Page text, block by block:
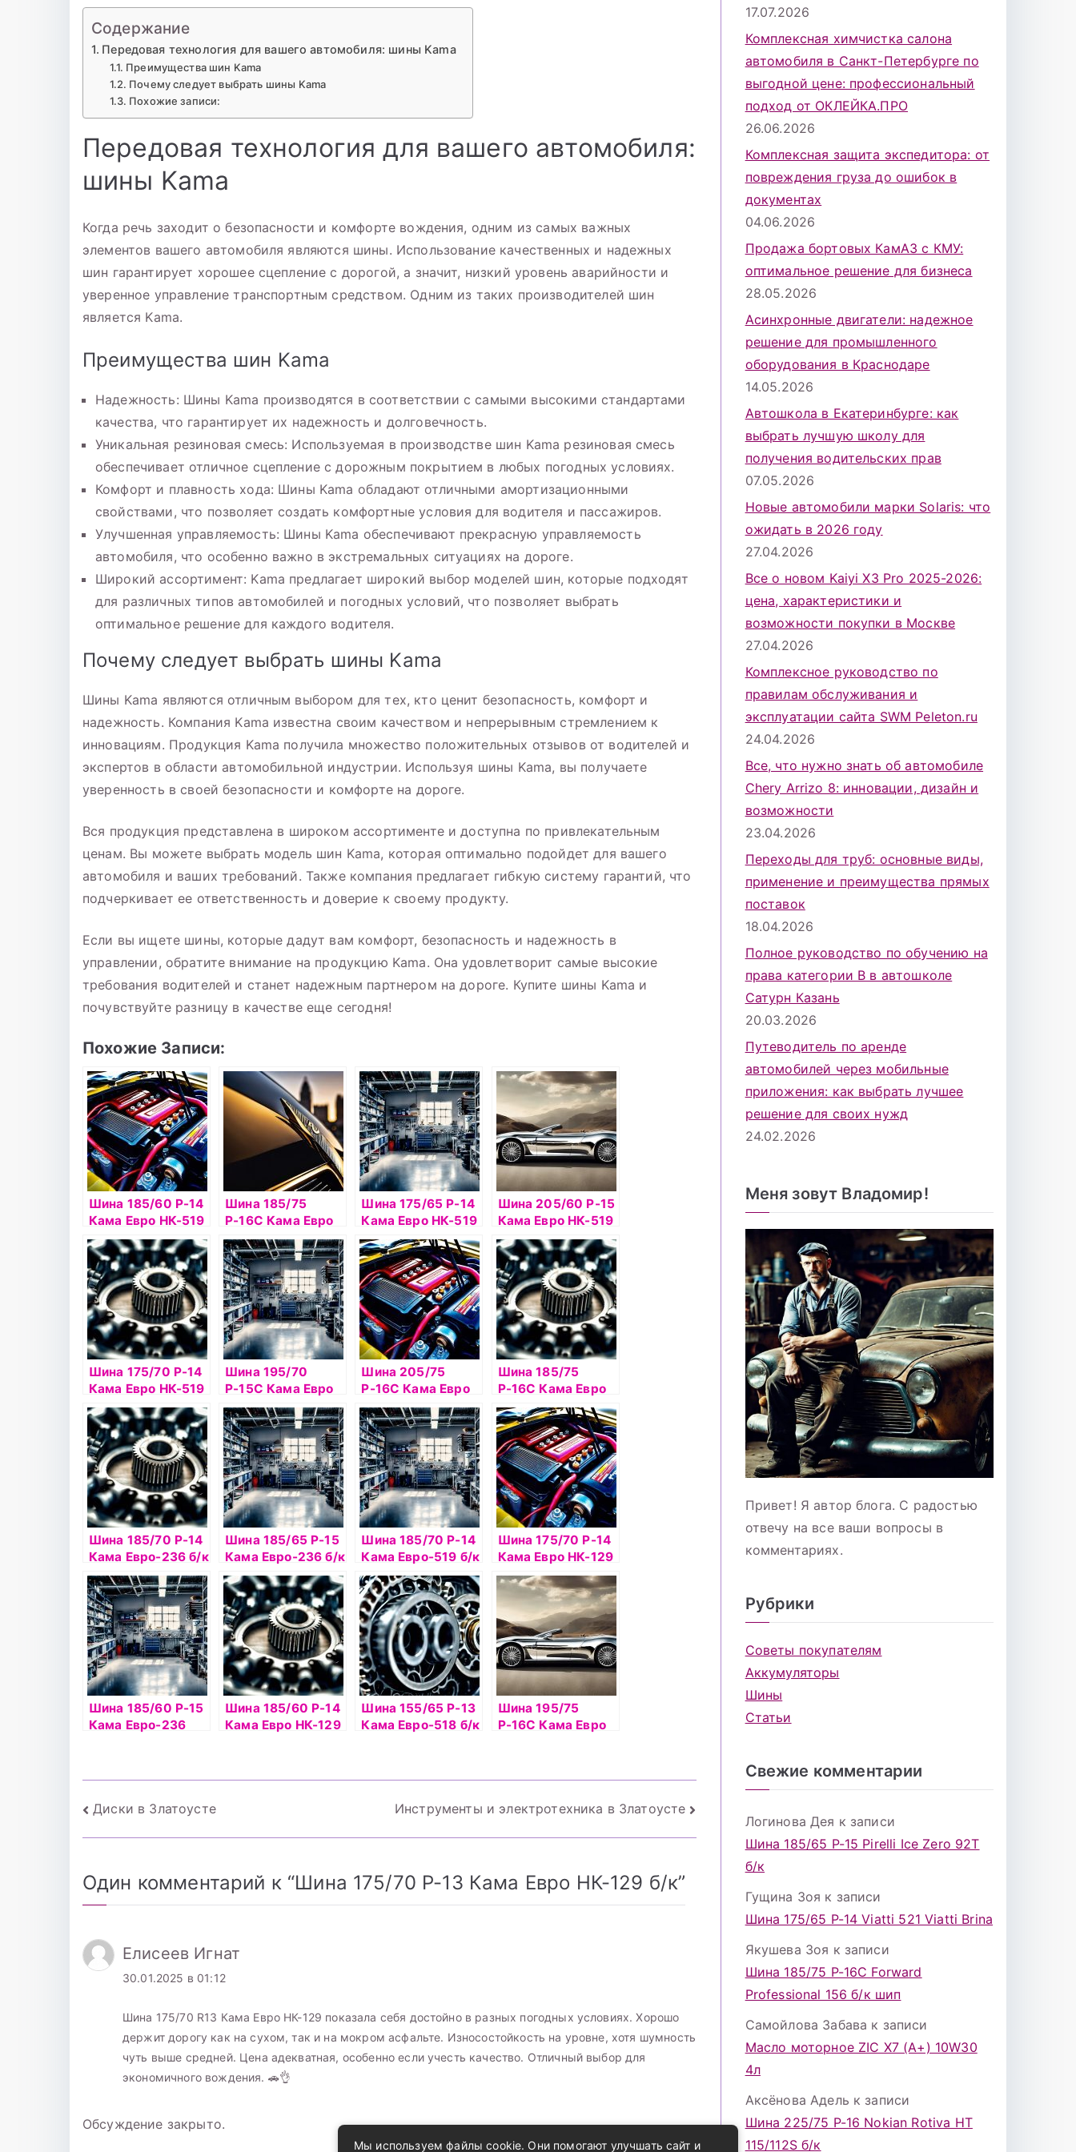
Кама
НК-129
б/
к
Содержание
Передовая технология для вашего автомобиля: шины Kama
Преимущества шин Kama
Почему следует выбрать шины Kama
Похожие записи:
Передовая технология для вашего автомобиля:
шины Kama
Когда речь заходит о безопасности и комфорте вождения, одним из самых важных
элементов вашего автомобиля являются шины. Использование качественных и надежных
шин гарантирует хорошее сцепление с дорогой, а значит, низкий уровень аварийности и
уверенное управление транспортным средством. Одним из таких производителей шин
является Kama.
Преимущества шин Kama
Надежность: Шины Kama производятся в соответствии с самыми высокими стандартами
качества, что гарантирует их надежность и долговечность.
Уникальная резиновая смесь: Используемая в производстве шин Kama резиновая смесь
обеспечивает отличное сцепление с дорожным покрытием в любых погодных условиях.
Комфорт и плавность хода: Шины Kama обладают отличными амортизационными
свойствами, что позволяет создать комфортные условия для водителя и пассажиров.
Улучшенная управляемость: Шины Kama обеспечивают прекрасную управляемость
автомобиля, что особенно важно в экстремальных ситуациях на дороге.
Широкий ассортимент: Kama предлагает широкий выбор моделей шин, которые подходят
для различных типов автомобилей и погодных условий, что позволяет выбрать
оптимальное решение для каждого водителя.
Почему следует выбрать шины Kama
Шины Kama являются отличным выбором для тех, кто ценит безопасность, комфорт и
надежность. Компания Kama известна своим качеством и непрерывным стремлением к
инновациям. Продукция Kama получила множество положительных отзывов от водителей и
экспертов в области автомобильной индустрии. Используя шины Kama, вы получаете
уверенность в своей безопасности и комфорте на дороге.
Вся продукция представлена в широком ассортименте и доступна по привлекательным
ценам. Вы можете выбрать модель шин Kama, которая оптимально подойдет для вашего
автомобиля и ваших требований. Также компания предлагает гибкую систему гарантий, что
подчеркивает ее ответственность и доверие к своему продукту.
Если вы ищете шины, которые дадут вам комфорт, безопасность и надежность в
управлении, обратите внимание на продукцию Kama. Она удовлетворит самые высокие
требования водителей и станет надежным партнером на дороге. Купите шины Kama и
почувствуйте разницу в качестве еще сегодня!
Похожие Записи:
Шина 185/60 Р-14
Кама Евро НК-519
шип
Шина 185/75
Р-16С Кама Евро
НК-520 б/к шип
Шина 175/65 Р-14
Кама Евро НК-519
б/к шип
Шина 205/60 Р-15
Кама Евро НК-519
б/к шип
Шина 175/70 Р-14
Кама Евро НК-519
б/к шип
Шина 195/70
Р-15С Кама Евро
НК-131 б/к
Шина 205/75
Р-16С Кама Евро
НК-520 б/к шип
Шина 185/75
Р-16С Кама Евро
НК-131 б/к
Шина 185/70 Р-14
Кама Евро-236 б/к
НкШЗ
Шина 185/65 Р-15
Кама Евро-236 б/к
Шина 185/70 Р-14
Кама Евро-519 б/к
НкШЗ шип
Шина 175/70 Р-14
Кама Евро НК-129
б/к
Шина 185/60 Р-15
Кама Евро-236
Шина 185/60 Р-14
Кама Евро НК-129
Шина 155/65 Р-13
Кама Евро-518 б/к
Шина 195/75
Р-16С Кама Евро
Навигация
по
записям
Диски в Златоусте Инструменты и электротехника в Златоусте
Один комментарий к “Шина 175/70 Р-13 Кама Евро НК-129 б/к”
Елисеев Игнат
30.01.2025 в 01:12
Шина 175/70 R13 Кама Евро НК-129 показала себя достойно в разных погодных условиях. Хорошо
держит дорогу как на сухом, так и на мокром асфальте. Износостойкость на уровне, хотя шумность
чуть выше средней. Цена адекватная, особенно если учесть качество. Отличный выбор для
экономичного вождения. 🚗👌
Обсуждение закрыто.
17.07.2026
Комплексная химчистка салона
автомобиля в Санкт-Петербурге по
выгодной цене: профессиональный
подход от ОКЛЕЙКА.ПРО
26.06.2026
Комплексная защита экспедитора: от
повреждения груза до ошибок в
документах
04.06.2026
Продажа бортовых КамАЗ с КМУ:
оптимальное решение для бизнеса
28.05.2026
Асинхронные двигатели: надежное
решение для промышленного
оборудования в Краснодаре
14.05.2026
Автошкола в Екатеринбурге: как
выбрать лучшую школу для
получения водительских прав
07.05.2026
Новые автомобили марки Solaris: что
ожидать в 2026 году
27.04.2026
Все о новом Kaiyi X3 Pro 2025-2026:
цена, характеристики и
возможности покупки в Москве
27.04.2026
Комплексное руководство по
правилам обслуживания и
эксплуатации сайта SWM Peleton.ru
24.04.2026
Все, что нужно знать об автомобиле
Chery Arrizo 8: инновации, дизайн и
возможности
23.04.2026
Переходы для труб: основные виды,
применение и преимущества прямых
поставок
18.04.2026
Полное руководство по обучению на
права категории B в автошколе
Сатурн Казань
20.03.2026
Путеводитель по аренде
автомобилей через мобильные
приложения: как выбрать лучшее
решение для своих нужд
24.02.2026
Меня зовут Владомир!
Привет! Я автор блога. С радостью
отвечу на все ваши вопросы в
комментариях.
Рубрики
Советы покупателям
Аккумуляторы
Шины
Статьи
Свежие комментарии
Логинова Дея к записи
Шина 185/65 Р-15 Pirelli Ice Zero 92T
б/к
Гущина Зоя к записи
Шина 175/65 Р-14 Viatti 521 Viatti Brina
Якушева Зоя к записи
Шина 185/75 Р-16С Forward
Professional 156 б/к шип
Самойлова Забава к записи
Масло моторное ZIC X7 (A+) 10W30
4л
Аксёнова Адель к записи
Шина 225/75 Р-16 Nokian Rotiva HT
115/112S б/к
Мы используем файлы cookie. Они помогают улучшать сайт и